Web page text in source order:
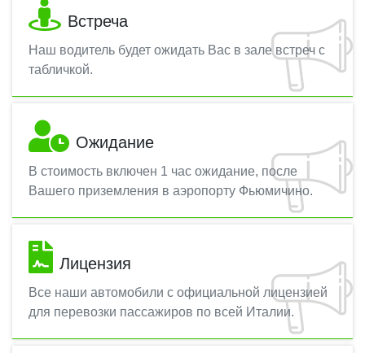
Встреча
Наш водитель будет ожидать Вас в зале встреч с
табличкой.
Ожидание
В стоимость включен 1 час ожидание, после
Вашего приземления в аэропорту Фьюмичино.
Лицензия
Все наши автомобили с официальной лицензией
для перевозки пассажиров по всей Италии.